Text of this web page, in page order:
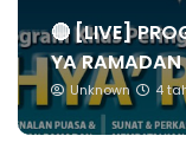
🔴 [LIVE]
YA
Unknown 4